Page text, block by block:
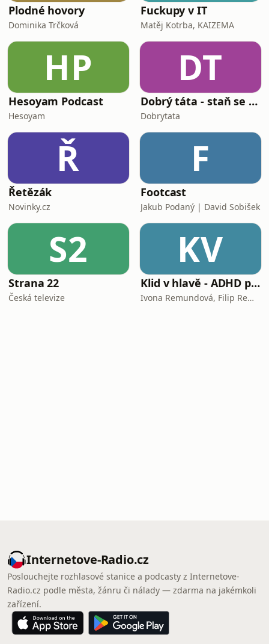
Plodné hovory
Dominika Trčková
Fuckupy v IT
Matěj Kotrba, KAIZEMA
HP
Hesoyam Podcast
Hesoyam
DT
Dobrý táta - staň se tátou, kterého bys sám chtěl mít
Dobrytata
Ř
Řetězák
Novinky.cz
F
Footcast
Jakub Podaný | David Sobišek
S2
Strana 22
Česká televize
KV
Klid v hlavě - ADHD podcast
Ivona Remundová, Filip Remunda
Internetove-Radio.cz
Poslouchejte rozhlasové stanice a podcasty z Internetove-
Radio.cz podle města, žánru či nálady — zdarma na jakémkoli
zařízení.